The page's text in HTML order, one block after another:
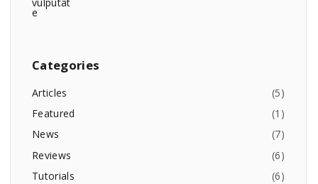
Categories
(5)
Articles
(1 )
Featured
(7)
News
(6)
Reviews
(6)
Tutorials